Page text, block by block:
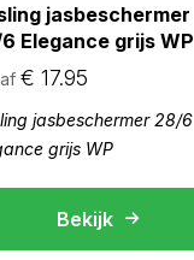
jasbeschermer
Elegance grijs WP
€ 17.95
jasbeschermer 28/6
grijs WP
Bekijk